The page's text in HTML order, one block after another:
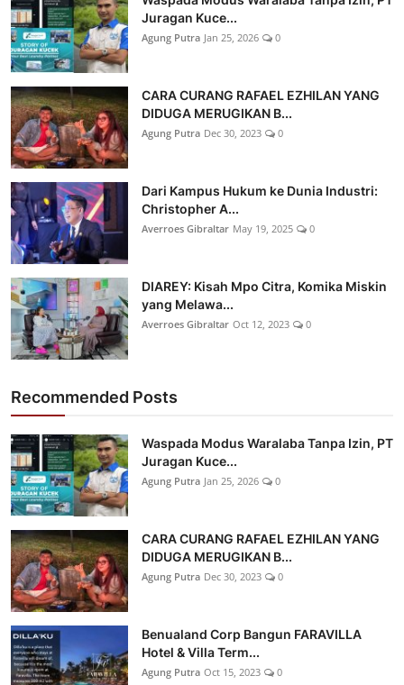
Juragan Kuce...
Agung Putra Jan 25, 2026 0
CARA CURANG RAFAEL EZHILAN YANG
DIDUGA MERUGIKAN B...
Agung Putra Dec 30, 2023 0
Dari Kampus Hukum ke Dunia Industri:
Christopher A...
Averroes Gibraltar May 19, 2025 0
DIAREY: Kisah Mpo Citra, Komika Miskin
yang Melawa...
Averroes Gibraltar Oct 12, 2023 0
Recommended Posts
Waspada Modus Waralaba Tanpa Izin, PT
Juragan Kuce...
Agung Putra Jan 25, 2026 0
CARA CURANG RAFAEL EZHILAN YANG
DIDUGA MERUGIKAN B...
Agung Putra Dec 30, 2023 0
Benualand Corp Bangun FARAVILLA
Hotel & Villa Term...
Agung Putra Oct 15, 2023 0